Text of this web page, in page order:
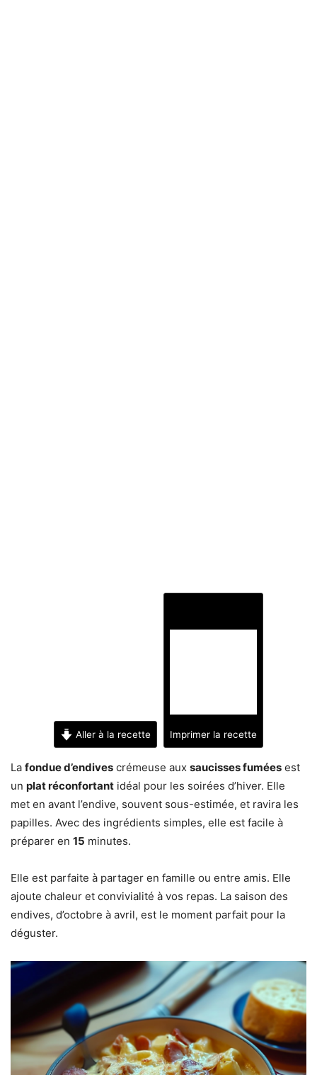
Aller à la recette Imprimer la recette
La fondue d’endives crémeuse aux saucisses fumées est
un plat réconfortant idéal pour les soirées d’hiver. Elle
met en avant l’endive, souvent sous-estimée, et ravira les
papilles. Avec des ingrédients simples, elle est facile à
préparer en 15 minutes.
Elle est parfaite à partager en famille ou entre amis. Elle
ajoute chaleur et convivialité à vos repas. La saison des
endives, d’octobre à avril, est le moment parfait pour la
déguster.